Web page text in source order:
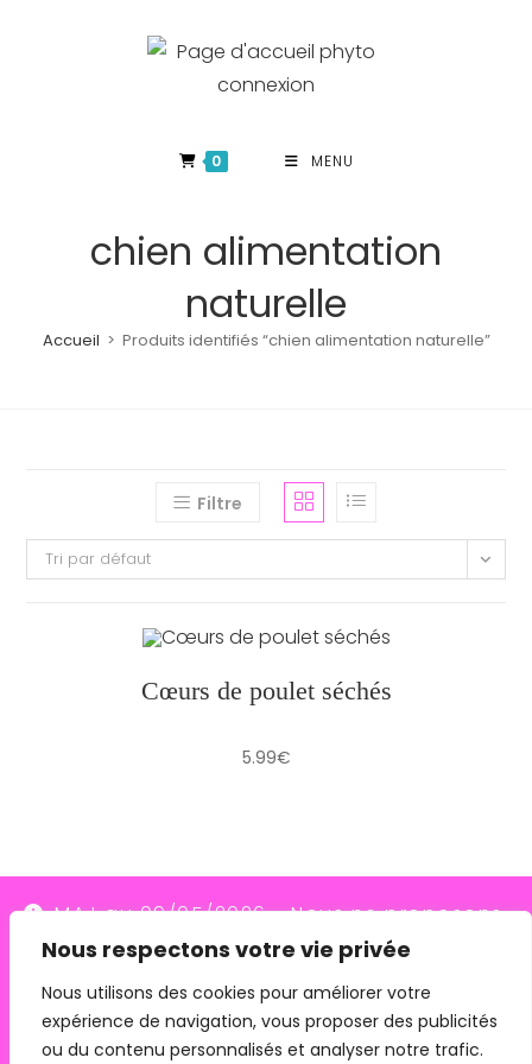
Nous respectons votre vie privée
Nous utilisons des cookies pour améliorer votre
expérience de navigation, vous proposer des publicités
ou du contenu personnalisés et analyser notre trafic.
MAJ au 09/05/2026 - Nous ne proposons
plus le transporteur Relais Colis (placés en
redressement judiciaire le 10/03/26, ils
n'assurent plus les livraisons depuis le
0 MENU
chien alimentation
naturelle
Accueil > Produits identifiés “chien alimentation naturelle”
Filtre
Tri par défaut
Cœurs de poulet séchés
5.99€